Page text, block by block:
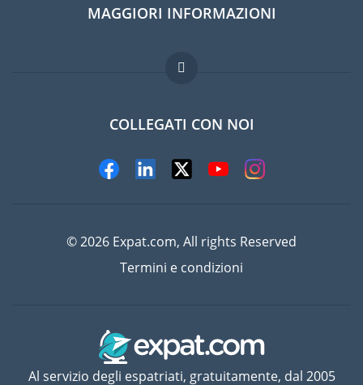
Guida per expat
Lavori all'estero
MAGGIORI INFORMAZIONI
Domande frequenti
COLLEGATI CON NOI
© 2026 Expat.com, All rights Reserved
Termini e condizioni
Al servizio degli espatriati, gratuitamente, dal 2005